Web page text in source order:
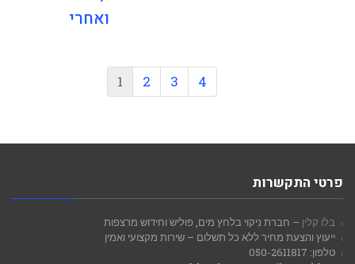
ואחרי
1 2 3 4
פרטי התקשרות
בלו קלין – חברת ניקוי בלחץ מים, פוליש וחידוש מרצפות
ייעוץ והצעת מחיר ללא כל תשלום – שירות מקצועי ואמין
טלפון: 050-2611817